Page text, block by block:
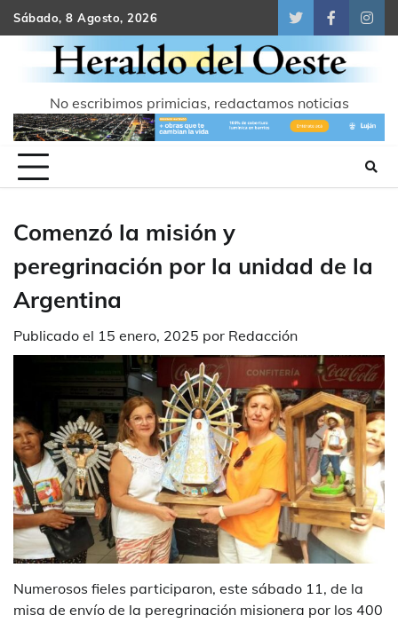
Skip
to
content
Sábado, 8 Agosto, 2026
TwitterFacebook
No escribimos primicias, redactamos noticias
Comenzó la misión y
peregrinación por la unidad de la
Argentina
Publicado el 15 enero, 2025 por Redacción
Numerosos fieles participaron, este sábado 11, de la
misa de envío de la peregrinación misionera por los 400